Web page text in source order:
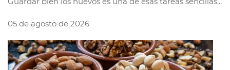
05 de agosto de 2026